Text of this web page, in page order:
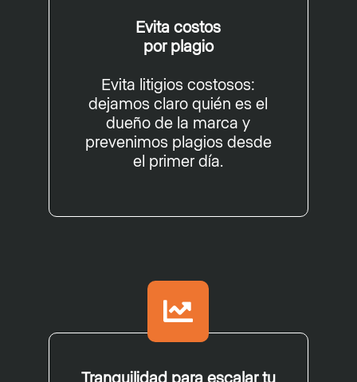
Evita costos
por plagio
Evita litigios costosos:
dejamos claro quién es el
dueño de la marca y
prevenimos plagios desde
el primer día.
